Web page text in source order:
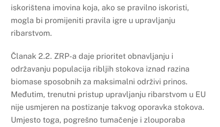
iskorištena imovina koja, ako se pravilno iskoristi,
mogla bi promijeniti pravila igre u upravljanju
ribarstvom.
Članak 2.2. ZRP-a daje prioritet obnavljanju i
održavanju populacija ribljih stokova iznad razina
biomase sposobnih za maksimalni održivi prinos.
Međutim, trenutni pristup upravljanju ribarstvom u EU
nije usmjeren na postizanje takvog oporavka stokova.
Umjesto toga, pogrešno tumačenje i zlouporaba